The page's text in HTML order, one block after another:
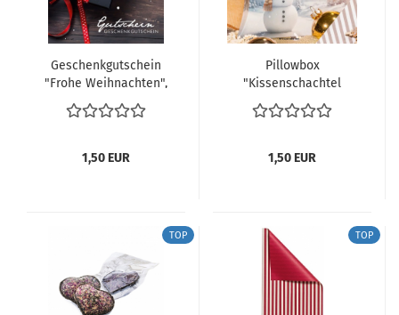
Geschenkgutschein
"Frohe Weihnachten",
schwarz
1,50 EUR
Pillowbox
"Kissenschachtel
Schneemann"
Verpackungsidee
1,50 EUR
TOP TOP